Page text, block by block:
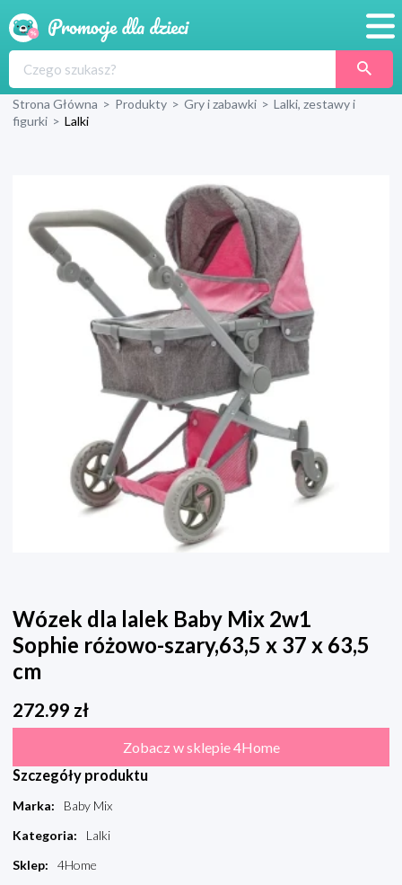
Produkty
Blog
Wyprawka
Strona Główna > Produkty > Gry i zabawki > Lalki, zestawy i
figurki > Lalki
Wózek dla lalek Baby Mix 2w1
Sophie różowo-szary,63,5 x 37 x 63,5
cm
272.99 zł
Zobacz w sklepie 4Home
Szczegóły produktu
Marka:
Baby Mix
Kategoria:
Lalki
Sklep:
4Home